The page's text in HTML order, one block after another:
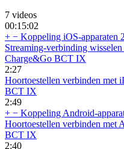
7 videos
00:15:02
+ − Koppeling iOS-apparaten
Streaming-verbinding
Charge&Go BCT IX
2:27
Hoortoestellen verbinden met
BCT IX
2:49
+ − Koppeling Android-
Hoortoestellen verbinden met
BCT IX
2:40